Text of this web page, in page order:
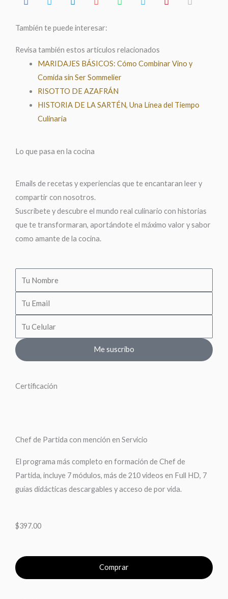
También te puede interesar:
Revisa también estos artículos relacionados
MARIDAJES BÁSICOS: Cómo Combinar Vino y
Comida sin Ser Sommelier
RISOTTO DE AZAFRÁN
HISTORIA DE LA SARTÉN, Una Línea del Tiempo
Culinaria
Lo que pasa en la cocina
Emails de recetas y experiencias que te encantaran leer y
compartir con nosotros.
Suscríbete y descubre el mundo real culinario con historias
que te transformaran, aportándote el máximo valor y sabor
como amante de la cocina.
Me suscribo
Certificación
Chef de Partida con mención en Servicio
El programa más completo en formación de Chef de
Partida, incluye 7 módulos, más de 210 videos en Full HD, 7
guías didácticas descargables y acceso de por vida.
$397.00
Comprar